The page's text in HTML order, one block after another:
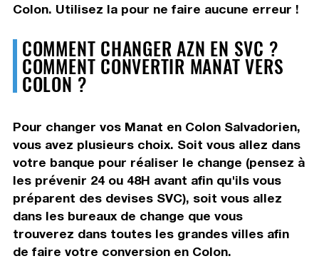
Colon. Utilisez la pour ne faire aucune erreur !
COMMENT CHANGER AZN EN SVC ?
COMMENT CONVERTIR MANAT VERS
COLON ?
Pour changer vos Manat en Colon Salvadorien,
vous avez plusieurs choix. Soit vous allez dans
votre banque pour réaliser le change (pensez à
les prévenir 24 ou 48H avant afin qu'ils vous
préparent des devises SVC), soit vous allez
dans les bureaux de change que vous
trouverez dans toutes les grandes villes afin
de faire votre conversion en Colon.